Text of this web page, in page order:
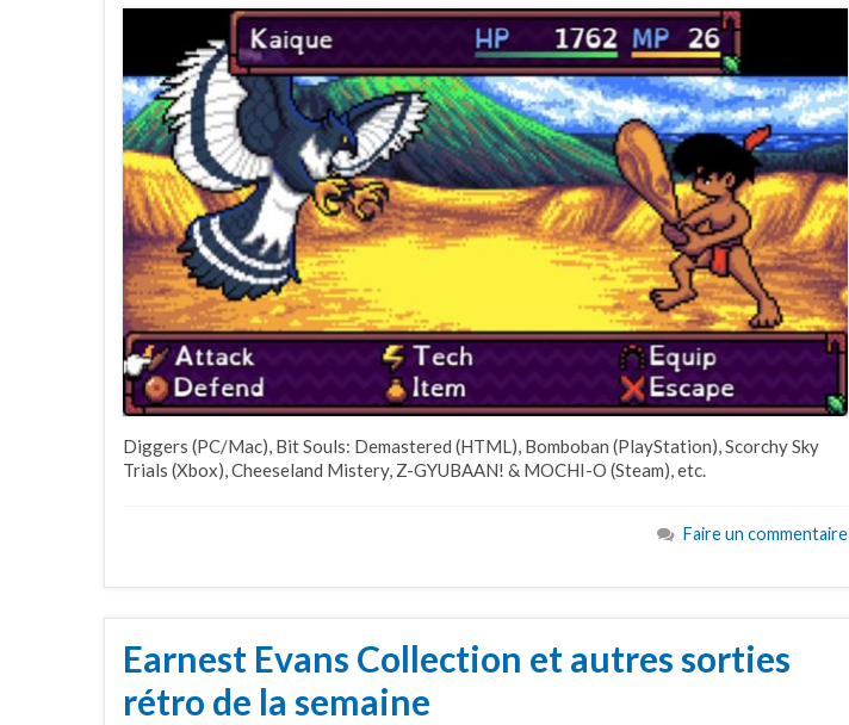
Diggers (PC/Mac), Bit Souls: Demastered (HTML), Bomboban (PlayStation), Scorchy Sky
Trials (Xbox), Cheeseland Mistery, Z-GYUBAAN! & MOCHI-O (Steam), etc.
Faire un commentaire
Earnest Evans Collection et autres sorties
rétro de la semaine